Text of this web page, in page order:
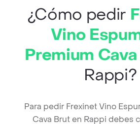
¿Cómo pedir
Vino
Premium
Rappi?
Para pedir Frexinet Vino
Cava Brut en Rappi debes